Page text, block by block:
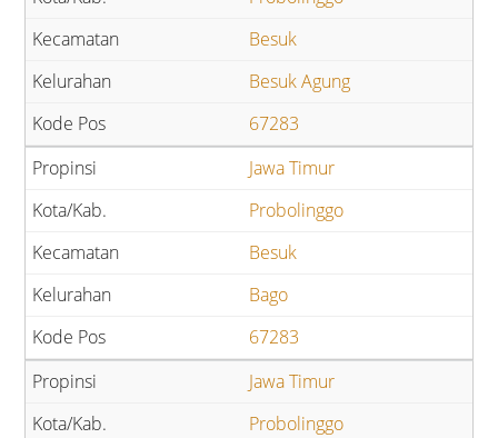
Besuk
Besuk Agung
67283
Jawa Timur
Probolinggo
Besuk
Bago
67283
Jawa Timur
Probolinggo